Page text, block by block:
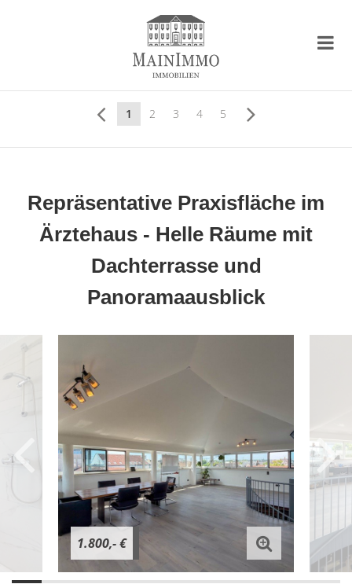
1 2 3 4 5
Repräsentative Praxisfläche im
Ärztehaus - Helle Räume mit
Dachterrasse und
Panoramaausblick
1.800,- €